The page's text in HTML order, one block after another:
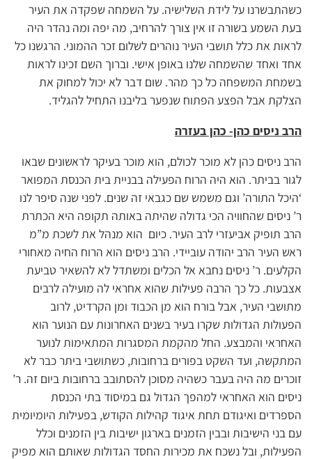
כשהתבשרנו על לידת השלישיה. על השמחה שפקדה את העיר
בעת השמע בשורה זו אין צורך להרחיב, מה יפה ומה נהדר היה
לראות את כלל תושבי העיר נוהרים לשלום זכר ההמוני. הרגשנו כל
אחד ואחד שהשמחה שלנו באופן אישי. וברוך השם זכינו לראות
בשמחת המשפחה כל כך מהר. שום דבר לא יכול למחוק את
הצלקת אבל הפצע הפתוח שנפער בליבנו התחיל להגליד.
הרב ניסים כהן- כהן בעזרה
הרב ניסים כהן לא מוכר לכולם, הוא מוכר בעיקר לראשונים שבאו
לגור בביתר. הוא היה הרוח הפעילה בבניית בית הכנסת המפואר
‘היכל התורה’ וגם משמש שם כגבאי זה שנים. לפני שנה סיפר לנו
ר’ ניסים שהחוויה הכי גדולה שהיתה באותה תקופה היא הכתרת
הרב תופיק אביעזרי לרב העיר. כיום הוא מנהל את לשכת מ”מ
ראש העיר הרב יהודה עוביידי. הרב ניסים הוא הרוח החיה מאחורי
הקלעים. ר’ ניסים נחבא אל הכלים ומשתדל לא להשאיר טביעת
אצבעות. כל כך הרבה פעילות שהוא אחראי לה מועילה לרבים
מתושבי העיר, אבל בורח הוא מן הכבוד ומן הקרדיט, לרוב
הפעולות הגדולות שקרו בעיר בשנים האחרונות עם הנוער הוא
האחראי והמבצע. החל מהקמת המסגרות המתאימות לנוער
המתקשה, ועד השקט בפורים ברחובות, כשתושבי ביתר כבר לא
זוכרים מה היה בעבר כשהיה מסוכן להסתובב ברחובות ביום זה. ר’
ניסים הוא האחראי למהפך הגדול גם במיסוד בתי הכנסת
הספרדים ואיגודם תחת איגוד קהילות הקודש, בפעילות היומיומית
עם בני הישיבות ובבין הזמנים בארגון ישיבות בין הזמנים וכלל
הפעילות, ובל נשכח את מכירות החסד הגדולות שאותם הוא מפיק